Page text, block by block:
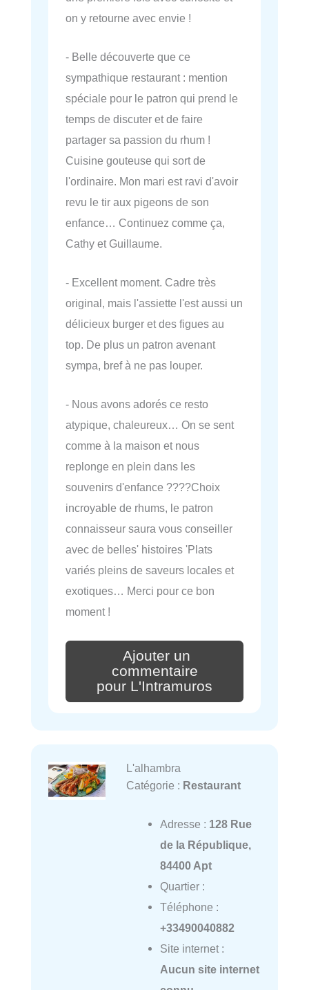
on y retourne avec envie !
- Belle découverte que ce
sympathique restaurant : mention
spéciale pour le patron qui prend le
temps de discuter et de faire
partager sa passion du rhum !
Cuisine gouteuse qui sort de
l'ordinaire. Mon mari est ravi d'avoir
revu le tir aux pigeons de son
enfance… Continuez comme ça,
Cathy et Guillaume.
- Excellent moment. Cadre très
original, mais l'assiette l'est aussi un
délicieux burger et des figues au
top. De plus un patron avenant
sympa, bref à ne pas louper.
- Nous avons adorés ce resto
atypique, chaleureux… On se sent
comme à la maison et nous
replonge en plein dans les
souvenirs d'enfance ????Choix
incroyable de rhums, le patron
connaisseur saura vous conseiller
avec de belles' histoires 'Plats
variés pleins de saveurs locales et
exotiques… Merci pour ce bon
moment !
Ajouter un
commentaire
pour L'Intramuros
L'alhambra
Catégorie : Restaurant
Adresse : 128 Rue
de la République,
84400 Apt
Quartier :
Téléphone :
+33490040882
Site internet :
Aucun site internet